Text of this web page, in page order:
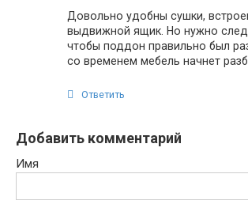
Довольно удобны сушки,
выдвижной ящик. Но нужно
чтобы поддон правильно был
со временем мебель начнет
Ответить
Добавить комментарий
Имя